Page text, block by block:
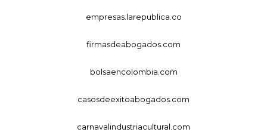
empresas.larepublica.co
firmasdeabogados.com
bolsaencolombia.com
casosdeexitoabogados.com
carnavalindustriacultural.com